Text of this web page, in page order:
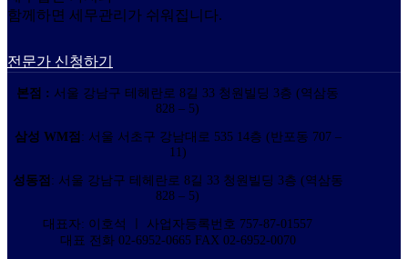
함께하면 세무관리가 쉬워집니다.
전문가 신청하기
본점 : 서울 강남구 테헤란로 8길 33 청원빌딩 3층 (역삼동
828 – 5)
삼성 WM점 : 서울 서초구 강남대로 535 14층 (반포동 707 –
11)
성동점 : 서울 강남구 테헤란로 8길 33 청원빌딩 3층 (역삼동
828 – 5)
대표자: 이호석 ㅣ 사업자등록번호 757-87-01557
대표 전화 02-6952-0665 FAX 02-6952-0070